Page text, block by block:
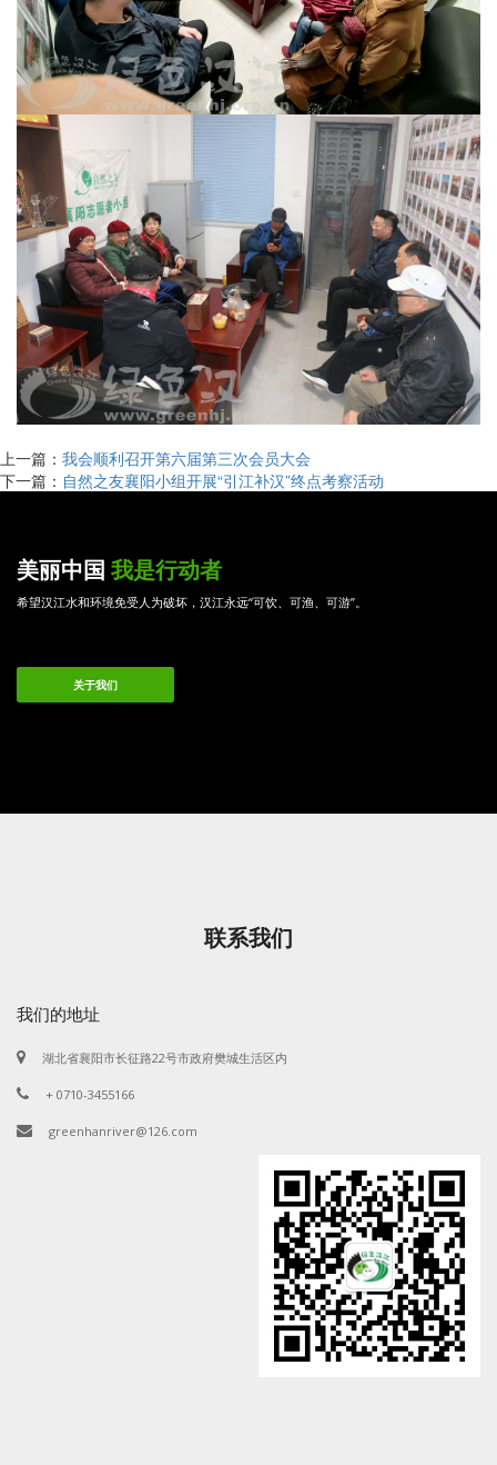
上一篇： 我会顺利召开第六届第三次会员大会
下一篇： 自然之友襄阳小组开展“引江补汉”终点考察活动
美丽中国 我是行动者
希望汉江水和环境免受人为破坏，汉江永远“可饮、可渔、可游”。
关于我们
联系我们
我们的地址
湖北省襄阳市长征路22号市政府樊城生活区内
+ 0710-3455166
greenhanriver@126.com